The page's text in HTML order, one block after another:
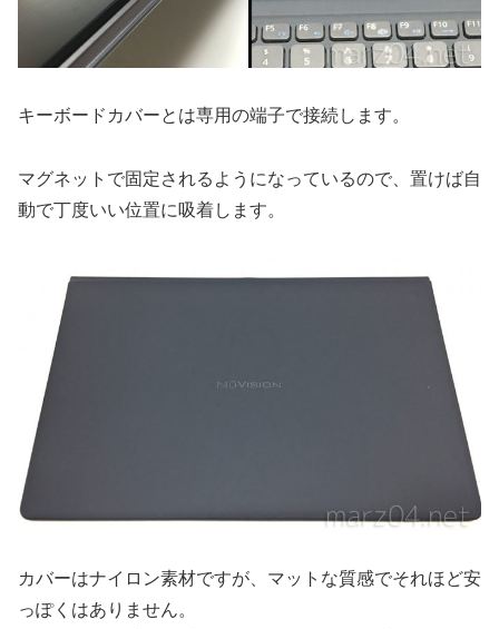
キーボードカバーとは専用の端子で接続します。
マグネットで固定されるようになっているので、置けば自
動で丁度いい位置に吸着します。
カバーはナイロン素材ですが、マットな質感でそれほど安
っぽくはありません。